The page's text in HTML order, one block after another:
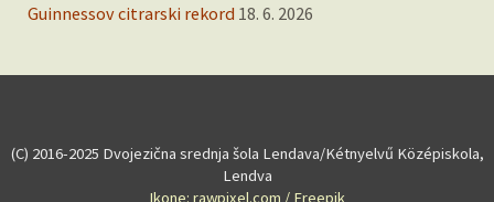
Guinnessov citrarski rekord 18. 6. 2026
(C) 2016-2025 Dvojezična srednja šola Lendava/Kétnyelvű Középiskola,
Lendva
Ikone: rawpixel.com / Freepik